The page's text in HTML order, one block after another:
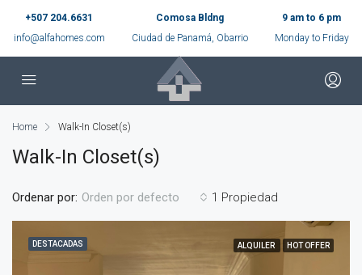
+507 204.6631
info@alfahomes.com
Comosa Bldng
Ciudad de Panamá, Obarrio
9 am to 6 pm
Monday to Friday
Home Walk-In Closet(s)
Walk-In Closet(s)
1 Propiedad
Ordenar por: Orden por defecto
DESTACADAS ALQUILER HOT OFFER